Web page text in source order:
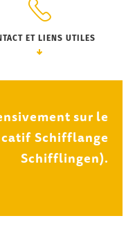
ET LIENS UTILES
sur le
Schifflange
Schifflingen).